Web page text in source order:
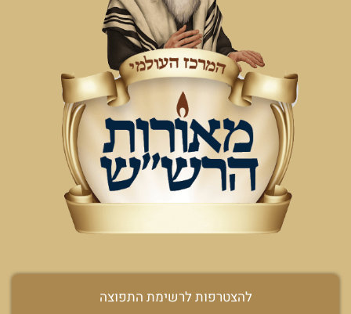
להצטרפות לרשימת התפוצה